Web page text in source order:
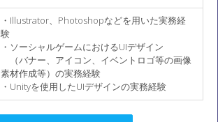
・Illustrator、Photoshopなどを用いた実務経
験
・ソーシャルゲームにおけるUIデザイン
（バナー、アイコン、イベントロゴ等の画像
素材作成等）の実務経験
・Unityを使用したUIデザインの実務経験